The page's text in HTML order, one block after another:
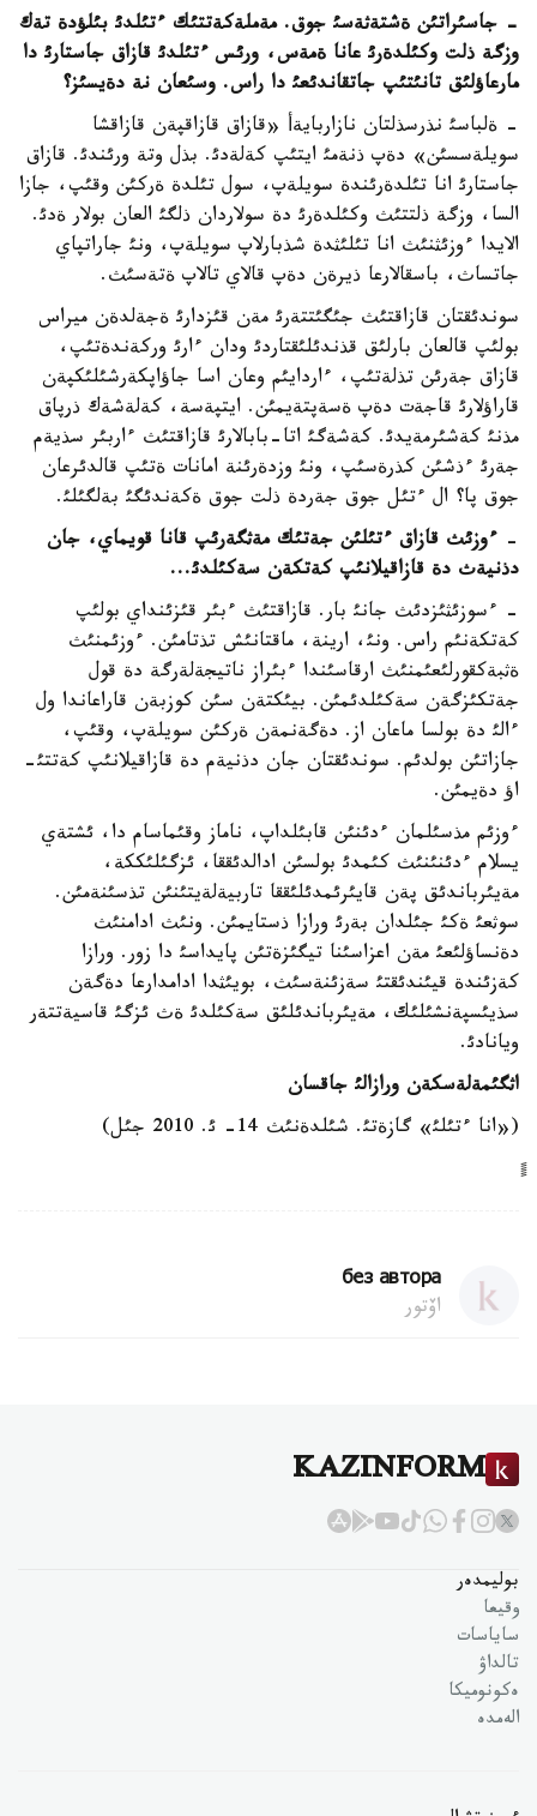
- جاسئراتئن ةشتةثةسئ جوق. مةملةكةتتئك ءتئلدئ بئلؤدة تةك
وزگة ذلت وكئلدةرئ عانا ةمةس، ورئس ءتئلدئ قازاق جاستارئ دا
مارعاؤلئق تانئتئپ جاتقاندئعئ دا راس. وسئعان نة دةيسئز؟
- ةلباسئ نذرسذلتان نازاربايةأ «قازاق قازاقپةن قازاقشا
سويلةسسئن» دةپ ذنةمئ ايتئپ كةلةدئ. بذل وتة ورئندئ. قازاق
جاستارئ انا تئلدةرئندة سويلةپ، سول تئلدة ةركئن وقئپ، جازا
السا، وزگة ذلتتئث وكئلدةرئ دة سولاردان ذلگئ العان بولار ةدئ.
الايدا ءوزئثنئث انا تئلئثدة شذبارلاپ سويلةپ، ونئ جاراتپاي
جاتساث، باسقالارعا ذيرةن دةپ قالاي تالاپ ةتةسئث.
سوندئقتان قازاقتئث جئگئتتةرئ مةن قئزدارئ ةجةلدةن ميراس
بولئپ قالعان بارلئق قذندئلئقتاردئ ودان ءارئ وركةندةتئپ،
قازاق جةرئن تذلةتئپ، ءاردايئم وعان اسا جاؤاپكةرشئلئكپةن
قاراؤلارئ قاجةت دةپ ةسةپتةيمئن. ايتپةسة، كةلةشةك ذرپاق
مذنئ كةشئرمةيدئ. كةشةگئ اتا-بابالارئ قازاقتئث ءاربئر سذيةم
جةرئ ءذشئن كذرةسئپ، ونئ وزدةرئنة امانات ةتئپ قالدئرعان
جوق پا؟ ال ءتئل جوق جةردة ذلت جوق ةكةندئگئ بةلگئلئ.
- ءوزئث قازاق ءتئلئن جةتئك مةثگةرئپ قانا قويماي، جان
دذنيةث دة قازاقيلانئپ كةتكةن سةكئلدئ...
- ءسوزئثئزدئث جانئ بار. قازاقتئث ءبئر قئزئنداي بولئپ
كةتكةنئم راس. ونئ، ارينة، ماقتانئش تذتامئن. ءوزئمنئث
ةثبةكقورلئعئمنئث ارقاسئندا ءبئراز ناتيجةلةرگة دة قول
جةتكئزگةن سةكئلدئمئن. بيئكتةن سئن كوزبةن قاراعاندا ول
ءالئ دة بولسا ماعان از. دةگةنمةن ةركئن سويلةپ، وقئپ،
جازاتئن بولدئم. سوندئقتان جان دذنيةم دة قازاقيلانئپ كةتتئ-
اؤ دةيمئن.
ءوزئم مذسئلمان ءدئنئن قابئلداپ، ناماز وقئماسام دا، ئشتةي
يسلام ءدئنئنئث كئمدئ بولسئن ادالدئققا، ئزگئلئككة،
مةيئرباندئق پةن قايئرئمدئلئققا تاربيةلةيتئنئن تذسئنةمئن.
سوثعئ ةكئ جئلدان بةرئ ورازا ذستايمئن. ونئث ادامنئث
دةنساؤلئعئ مةن اعزاسئنا تيگئزةتئن پايداسئ دا زور. ورازا
كةزئندة قيئندئقتئ سةزئنةسئث، بويئثدا ادامدارعا دةگةن
سذيئسپةنشئلئك، مةيئرباندئلئق سةكئلدئ ةث ئزگئ قاسيةتتةر
ويانادئ.
اثگئمةلةسكةن ورازالئ جاقسان
(«انا ءتئلئ» گازةتئ. شئلدةنئث 14- ئ. 2010 جئل)
без автора
اۆتور
KAZINFORM
بوليمدەر
وقيعا
ساياسات
تالداۋ
ەكونوميكا
الەمدە